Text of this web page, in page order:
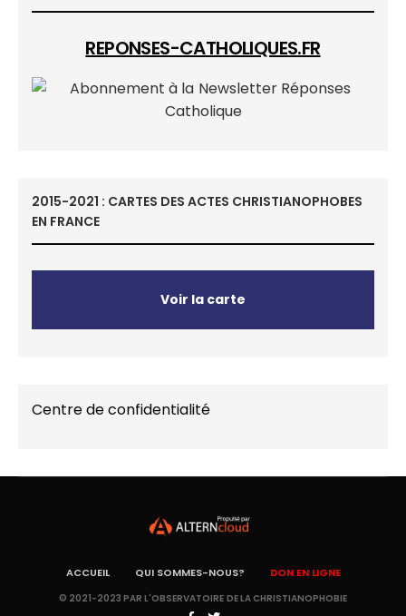
REPONSES-CATHOLIQUES.FR
2015-2021 : CARTES DES ACTES CHRISTIANOPHOBES
EN FRANCE
Voir la carte
Centre de confidentialité
ACCUEIL QUI SOMMES-NOUS? DON EN LIGNE
© 2021-2023 PAR L'OBSERVATOIRE DE LA CHRISTIANOPHOBIE